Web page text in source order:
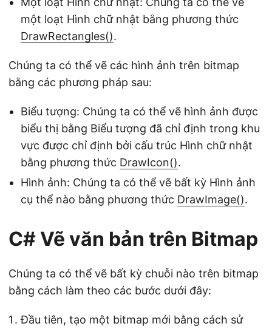
một loạt Hình chữ nhật bằng phương thức
DrawRectangles().
Chúng ta có thể vẽ các hình ảnh trên bitmap
bằng các phương pháp sau:
Biểu tượng: Chúng ta có thể vẽ hình ảnh được
biểu thị bằng Biểu tượng đã chỉ định trong khu
vực được chỉ định bởi cấu trúc Hình chữ nhật
bằng phương thức DrawIcon().
Hình ảnh: Chúng ta có thể vẽ bất kỳ Hình ảnh
cụ thể nào bằng phương thức DrawImage().
C# Vẽ văn bản trên Bitmap
Chúng ta có thể vẽ bất kỳ chuỗi nào trên bitmap
bằng cách làm theo các bước dưới đây:
Đầu tiên, tạo một bitmap mới bằng cách sử